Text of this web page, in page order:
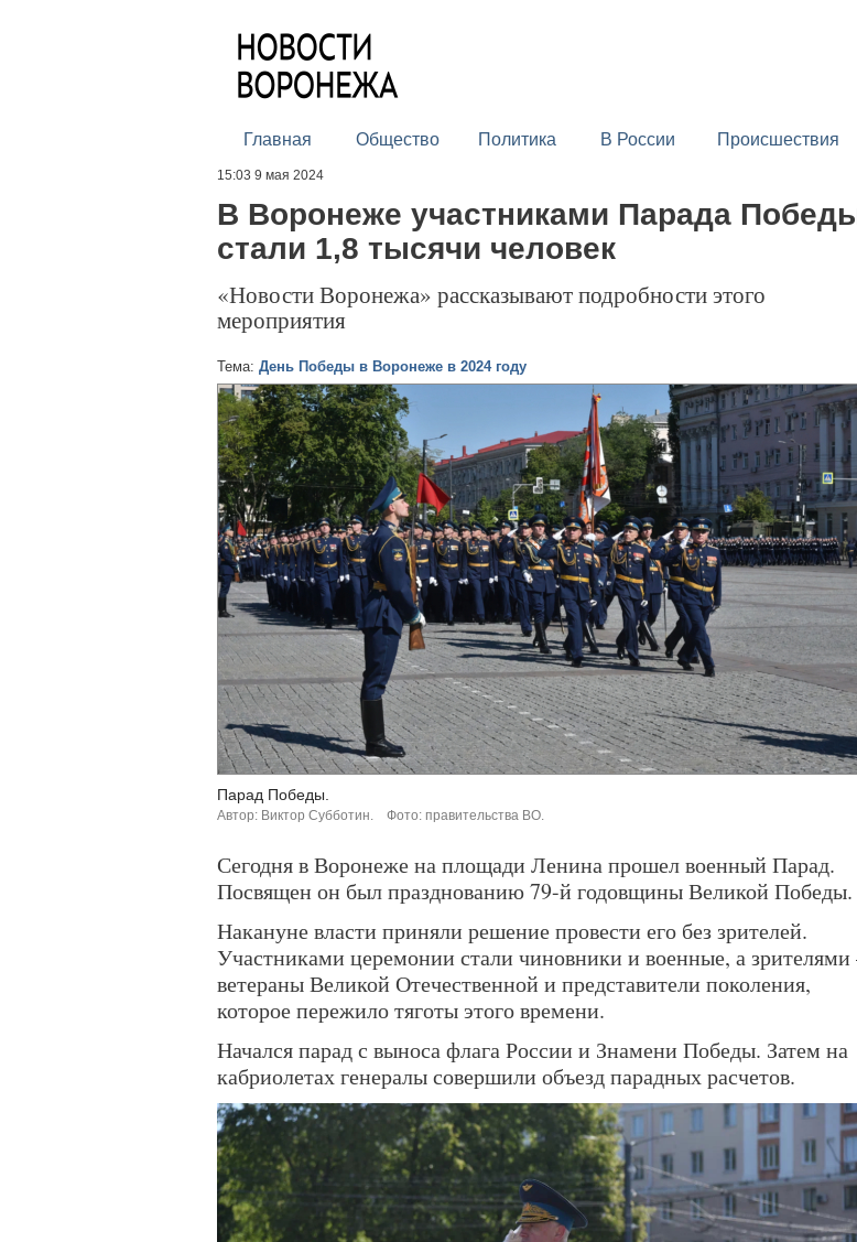
Главная Общество Политика В России Происшествия
15:03 9 мая 2024
В Воронеже участниками Парада
стали 1,8 тысячи человек
«Новости Воронежа» рассказывают подробности этого
мероприятия
Тема: День Победы в Воронеже в 2024 году
Парад Победы.
Автор: Виктор Субботин. Фото: правительства ВО.
Сегодня в Воронеже на площади Ленина прошел военный Парад.
Посвящен он был празднованию 79-й годовщины Великой Победы.
Накануне власти приняли решение провести его без зрителей.
Участниками церемонии стали чиновники и военные, а
ветераны Великой Отечественной и представители поколения,
которое пережило тяготы этого времени.
Начался парад с выноса флага России и Знамени Победы. Затем на
кабриолетах генералы совершили объезд парадных расчетов.